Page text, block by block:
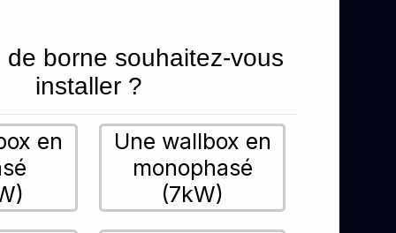
de borne souhaitez-vous
installer ?
en
Une wallbox en
monophasé
(7kW)